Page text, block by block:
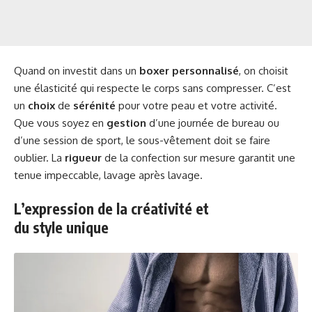
Quand on investit dans un boxer personnalisé, on choisit
une élasticité qui respecte le corps sans compresser. C’est
un choix de sérénité pour votre peau et votre activité.
Que vous soyez en gestion d’une journée de bureau ou
d’une session de sport, le sous-vêtement doit se faire
oublier. La rigueur de la confection sur mesure garantit une
tenue impeccable, lavage après lavage.
L’expression de la créativité et
du style unique